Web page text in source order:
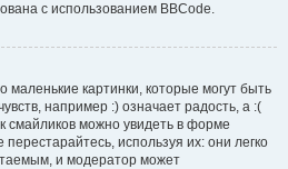
с использованием BBCode.
картинки, которые могут быть
например :) означает радость, а :(
смайликов можно увидеть в форме
используя их: они легко
и модератор может